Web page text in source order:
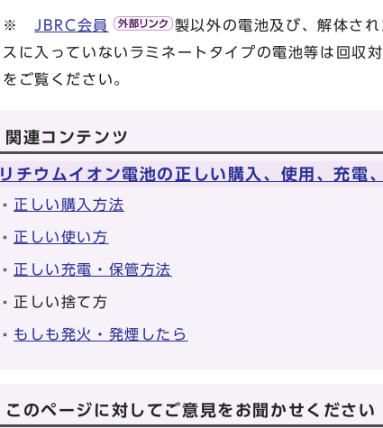
※ JBRC会員
製以外の電池及び、解体さ
スに入っていないラミネートタイプの電池等は回収
をご覧ください。
関連コンテンツ
リチウムイオン電池の正しい購入、使用、充電
正しい購入方法
正しい使い方
正しい充電・保管方法
正しい捨て方
もしも発火・発煙したら
このページに対してご意見をお聞かせください